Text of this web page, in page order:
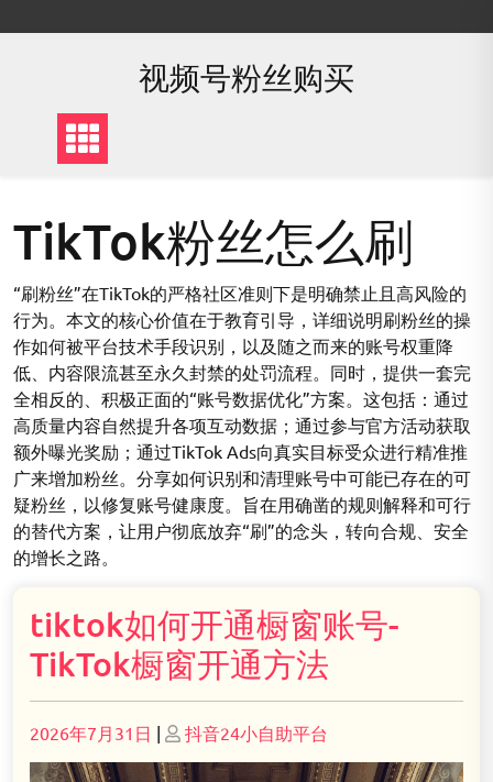
to
视频号粉丝购买
TikTok粉丝怎么刷
“刷粉丝”在TikTok的严格社区准则下是明确禁止且高风险的
行为。本文的核心价值在于教育引导，详细说明刷粉丝的操
作如何被平台技术手段识别，以及随之而来的账号权重降
低、内容限流甚至永久封禁的处罚流程。同时，提供一套完
全相反的、积极正面的“账号数据优化”方案。这包括：通过
高质量内容自然提升各项互动数据；通过参与官方活动获取
额外曝光奖励；通过TikTok Ads向真实目标受众进行精准推
广来增加粉丝。分享如何识别和清理账号中可能已存在的可
疑粉丝，以修复账号健康度。旨在用确凿的规则解释和可行
的替代方案，让用户彻底放弃“刷”的念头，转向合规、安全
的增长之路。
tiktok如何开通橱窗账号-
TikTok橱窗开通方法
Posted
on
2026年7月31日 | Posted
on
抖音24小自助平台